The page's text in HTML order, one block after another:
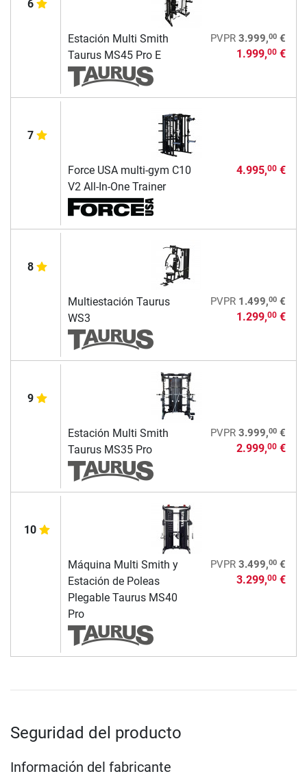
6
Estación Multi Smith
Taurus MS45 Pro E
PVPR 3.999,00€
1.999,00€
7
Force USA multi-gym C10
V2 All-In-One Trainer
4.995,00€
8
Multiestación Taurus
WS3
PVPR 1.499,00€
1.299,00€
9
Estación Multi Smith
Taurus MS35 Pro
PVPR 3.999,00€
2.999,00€
10
Máquina Multi Smith y
Estación de Poleas
Plegable Taurus MS40
Pro
PVPR 3.499,00€
3.299,00€
Seguridad del producto
Información del fabricante